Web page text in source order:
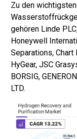
Zu den
gehören Linde
Honeywell
Separations,
HyGear, JSC
BORSIG,
LTD.